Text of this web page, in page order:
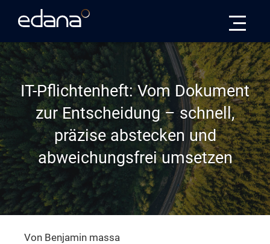
IT-Pflichtenheft: Vom Dokument
zur Entscheidung – schnell,
präzise abstecken und
abweichungsfrei umsetzen
Von Benjamin massa